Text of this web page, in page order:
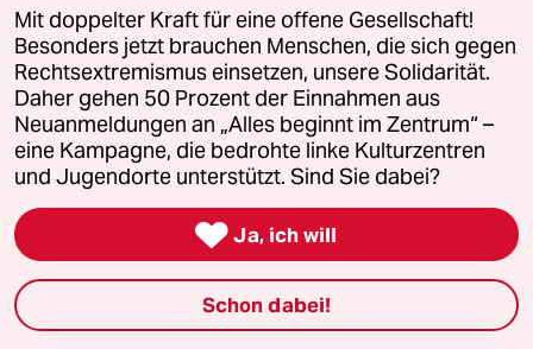
Öko
Gesellschaft
Kultur
Sport
Berlin
Nord
Mit doppelter Kraft für eine offene Gesellschaft!
Besonders jetzt brauchen Menschen, die sich gegen
Rechtsextremismus einsetzen, unsere Solidarität.
Daher gehen 50 Prozent der Einnahmen aus
Neuanmeldungen an „Alles beginnt im Zentrum“ –
eine Kampagne, die bedrohte linke Kulturzentren
und Jugendorte unterstützt. Sind Sie dabei?
 Ja, ich will
Schon dabei!